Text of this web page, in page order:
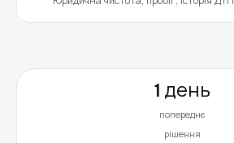
1 день
попереднє
рішення